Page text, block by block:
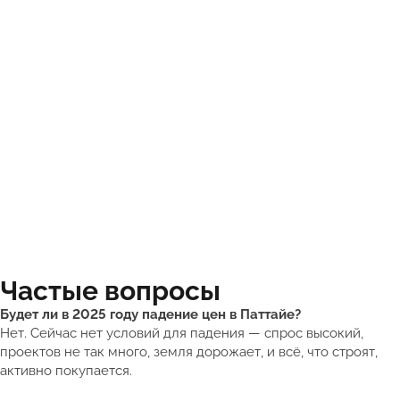
Частые вопросы
Будет ли в 2025 году падение цен в Паттайе?
Нет. Сейчас нет условий для падения — спрос высокий,
проектов не так много, земля дорожает, и всё, что строят,
активно покупается.